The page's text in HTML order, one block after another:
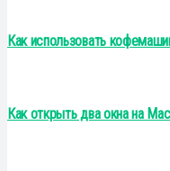
Как использовать
Как открыть два окна на